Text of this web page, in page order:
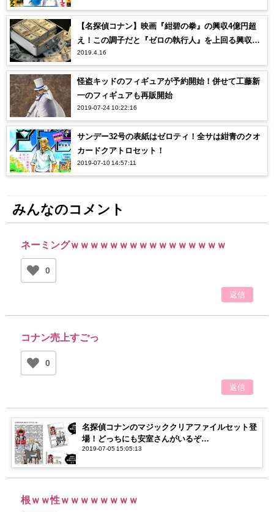
【名探偵コナン】映画『紺碧の拳』の興収4億円超
え！この調子だと『ゼロの執行人』を上回る興収
に…！
2019.4.16
怪盗キッドのフィギュアが予約開始！併せて工藤新
一のフィギュアも再販開始
2019-07-24 10:22:16
サンデー32号の表紙はゼロティ！全サは紺青のクオ
カードクアトロセット！
2019-07-10 14:57:11
みんなのコメント
ネーミングｗｗｗｗｗｗｗｗｗｗｗｗｗｗｗｗ
0
返信
コナン売上すごっ
0
返信
名探偵コナンのマジッククリアファイルセット登
場！どっちにも安室さんがいるぞ…
2019-07-05 15:05:13
根ｗｗ性ｗｗｗｗｗｗｗｗ